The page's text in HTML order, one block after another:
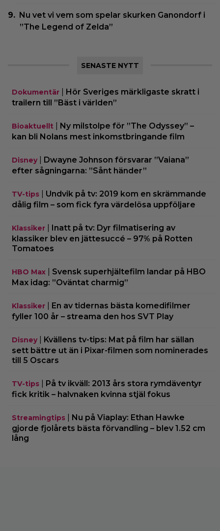
Nu vet vi vem som spelar skurken Ganondorf i
”The Legend of Zelda”
SENASTE NYTT
Dokumentär
Hör Sveriges märkligaste skratt i
trailern till ”Bäst i världen”
Bioaktuellt
Ny milstolpe för ”The Odyssey” –
kan bli Nolans mest inkomstbringande film
Disney|
Dwayne Johnson försvarar ”Vaiana”
efter sågningarna: ”Sånt händer”
TV-tips
Undvik på tv: 2019 kom en skrämmande
dålig film – som fick fyra värdelösa uppföljare
Klassiker
Inatt på tv: Dyr filmatisering av
klassiker blev en jättesuccé – 97% på Rotten
Tomatoes
HBO Max
Svensk superhjältefilm landar på HBO
Max idag: ”Oväntat charmig”
Klassiker
En av tidernas bästa komedifilmer
fyller 100 år – streama den hos SVT Play
Disney|
Kvällens tv-tips: Mat på film har sällan
sett bättre ut än i Pixar-filmen som nominerades
till 5 Oscars
TV-tips
På tv ikväll: 2013 års stora rymdäventyr
fick kritik – halvnaken kvinna stjäl fokus
Streamingtips
Nu på Viaplay: Ethan Hawke
gjorde fjolårets bästa förvandling – blev 1.52 cm
lång